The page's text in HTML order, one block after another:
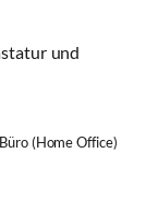
und
(Home Office)